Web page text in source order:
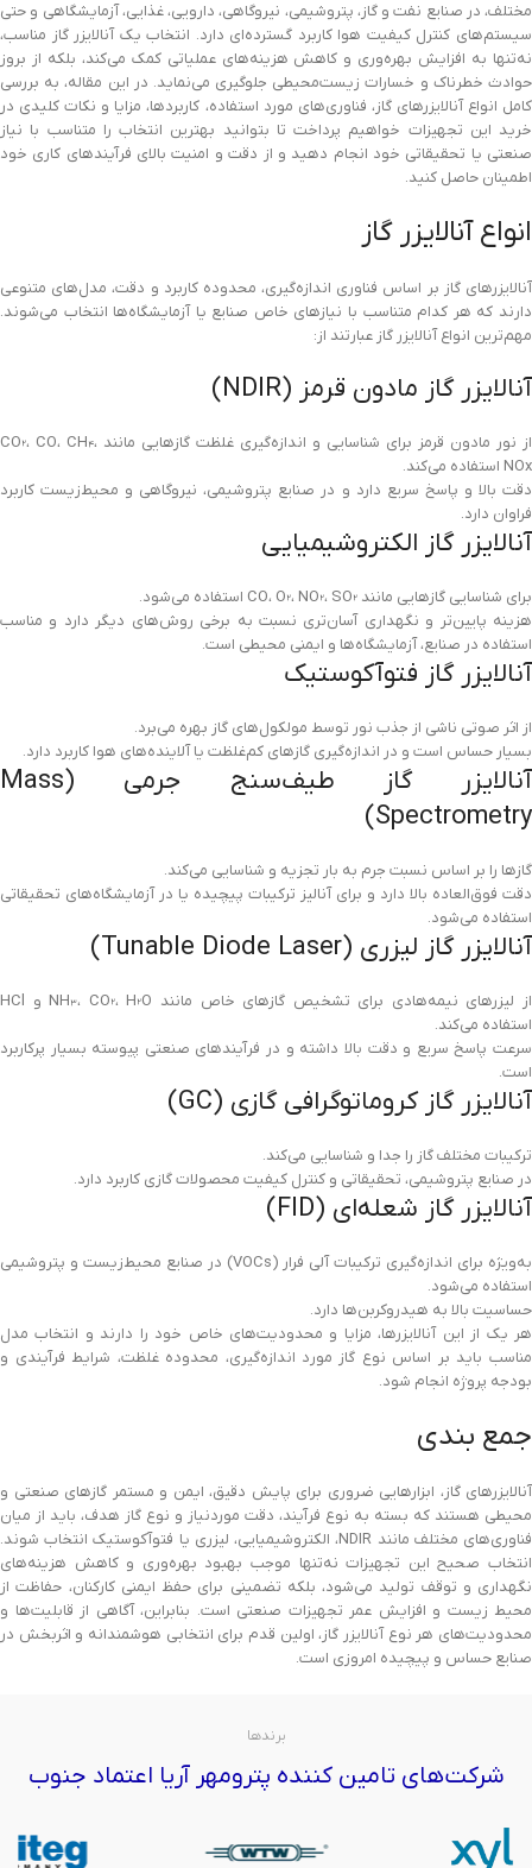
مختلف، در صنایع نفت و گاز، پتروشیمی، نیروگاهی، دارویی، غذایی، آزمایشگاهی و حتی
سیستم‌های کنترل کیفیت هوا کاربرد گسترده‌ای دارد. انتخاب یک آنالایزر گاز مناسب،
نه‌تنها به افزایش بهره‌وری و کاهش هزینه‌های عملیاتی کمک می‌کند، بلکه از بروز
حوادث خطرناک و خسارات زیست‌محیطی جلوگیری می‌نماید. در این مقاله، به بررسی
کامل انواع آنالایزرهای گاز، فناوری‌های مورد استفاده، کاربردها، مزایا و نکات کلیدی در
خرید این تجهیزات خواهیم پرداخت تا بتوانید بهترین انتخاب را متناسب با نیاز
صنعتی یا تحقیقاتی خود انجام دهید و از دقت و امنیت بالای فرآیندهای کاری خود
اطمینان حاصل کنید.
انواع آنالایزر گاز
آنالایزرهای گاز بر اساس فناوری اندازه‌گیری، محدوده کاربرد و دقت، مدل‌های متنوعی
دارند که هر کدام متناسب با نیازهای خاص صنایع یا آزمایشگاه‌ها انتخاب می‌شوند.
مهم‌ترین انواع آنالایزر گاز عبارتند از:
آنالایزر گاز مادون قرمز (NDIR)
از نور مادون قرمز برای شناسایی و اندازه‌گیری غلظت گازهایی مانند CO₂، CO، CH₄،
NOx استفاده می‌کند.
دقت بالا و پاسخ سریع دارد و در صنایع پتروشیمی، نیروگاهی و محیط‌زیست کاربرد
فراوان دارد.
آنالایزر گاز الکتروشیمیایی
برای شناسایی گازهایی مانند CO، O₂، NO₂، SO₂ استفاده می‌شود.
هزینه پایین‌تر و نگهداری آسان‌تری نسبت به برخی روش‌های دیگر دارد و مناسب
استفاده در صنایع، آزمایشگاه‌ها و ایمنی محیطی است.
آنالایزر گاز فتوآکوستیک
از اثر صوتی ناشی از جذب نور توسط مولکول‌های گاز بهره می‌برد.
بسیار حساس است و در اندازه‌گیری گازهای کم‌غلظت یا آلاینده‌های هوا کاربرد دارد.
آنالایزر گاز طیف‌سنج جرمی (Mass
Spectrometry)
گازها را بر اساس نسبت جرم به بار تجزیه و شناسایی می‌کند.
دقت فوق‌العاده بالا دارد و برای آنالیز ترکیبات پیچیده یا در آزمایشگاه‌های تحقیقاتی
استفاده می‌شود.
آنالایزر گاز لیزری (Tunable Diode Laser)
از لیزرهای نیمه‌هادی برای تشخیص گازهای خاص مانند NH₃، CO₂، H₂O و HCl
استفاده می‌کند.
سرعت پاسخ سریع و دقت بالا داشته و در فرآیندهای صنعتی پیوسته بسیار پرکاربرد
است.
آنالایزر گاز کروماتوگرافی گازی (GC)
ترکیبات مختلف گاز را جدا و شناسایی می‌کند.
در صنایع پتروشیمی، تحقیقاتی و کنترل کیفیت محصولات گازی کاربرد دارد.
آنالایزر گاز شعله‌ای (FID)
به‌ویژه برای اندازه‌گیری ترکیبات آلی فرار (VOCs) در صنایع محیط‌زیست و پتروشیمی
استفاده می‌شود.
حساسیت بالا به هیدروکربن‌ها دارد.
هر یک از این آنالایزرها، مزایا و محدودیت‌های خاص خود را دارند و انتخاب مدل
مناسب باید بر اساس نوع گاز مورد اندازه‌گیری، محدوده غلظت، شرایط فرآیندی و
بودجه پروژه انجام شود.
جمع بندی
آنالایزرهای گاز، ابزارهایی ضروری برای پایش دقیق، ایمن و مستمر گازهای صنعتی و
محیطی هستند که بسته به نوع فرآیند، دقت موردنیاز و نوع گاز هدف، باید از میان
فناوری‌های مختلف مانند NDIR، الکتروشیمیایی، لیزری یا فتوآکوستیک انتخاب شوند.
انتخاب صحیح این تجهیزات نه‌تنها موجب بهبود بهره‌وری و کاهش هزینه‌های
نگهداری و توقف تولید می‌شود، بلکه تضمینی برای حفظ ایمنی کارکنان، حفاظت از
محیط زیست و افزایش عمر تجهیزات صنعتی است. بنابراین، آگاهی از قابلیت‌ها و
محدودیت‌های هر نوع آنالایزر گاز، اولین قدم برای انتخابی هوشمندانه و اثربخش در
صنایع حساس و پیچیده امروزی است.
برندها
شرکت‌های تامین کننده پترومهر آریا اعتماد جنوب